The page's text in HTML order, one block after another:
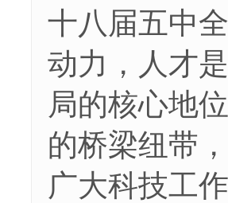
十八届五中
动力，人才
局的核心地
的桥梁纽带
广大科技工